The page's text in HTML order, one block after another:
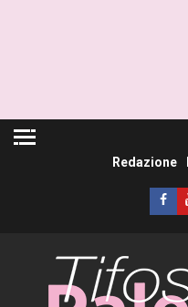
Redazione